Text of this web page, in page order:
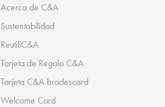
Acerca de C&A
Sustentabilidad
ReutiliC&A
Tarjeta de Regalo C&A
Tarjeta C&A bradescard
Welcome Card